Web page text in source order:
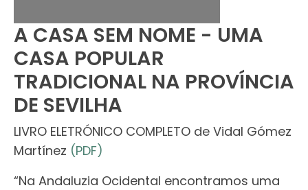
A CASA SEM NOME - UMA
CASA POPULAR
TRADICIONAL NA PROVÍNCIA
DE SEVILHA
LIVRO ELETRÓNICO COMPLETO de Vidal Gómez
Martínez (PDF)
“Na Andaluzia Ocidental encontramos uma